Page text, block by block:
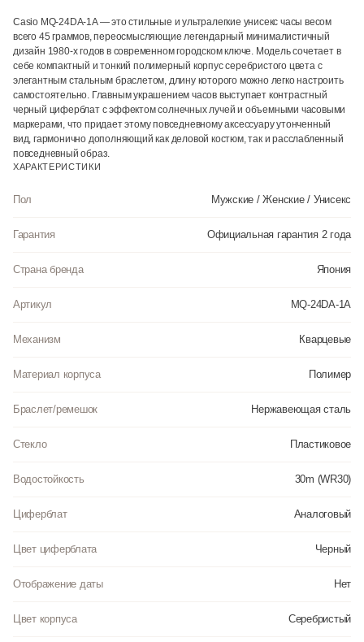
Casio MQ-24DA-1A — это стильные и ультралегкие унисекс часы весом
всего 45 граммов, переосмысляющие легендарный минималистичный
дизайн 1980-х годов в современном городском ключе. Модель сочетает в
себе компактный и тонкий полимерный корпус серебристого цвета с
элегантным стальным браслетом, длину которого можно легко настроить
самостоятельно. Главным украшением часов выступает контрастный
черный циферблат с эффектом солнечных лучей и объемными часовыми
маркерами, что придает этому повседневному аксессуару утонченный
вид, гармонично дополняющий как деловой костюм, так и расслабленный
повседневный образ.
ХАРАКТЕРИСТИКИ
Пол Мужские / Женские / Унисекс
Гарантия Официальная гарантия 2 года
Страна бренда Япония
Артикул MQ-24DA-1A
Механизм Кварцевые
Материал корпуса Полимер
Браслет/ремешок Нержавеющая сталь
Стекло Пластиковое
Водостойкость 30m (WR30)
Циферблат Аналоговый
Цвет циферблата Черный
Отображение даты Нет
Цвет корпуса Серебристый